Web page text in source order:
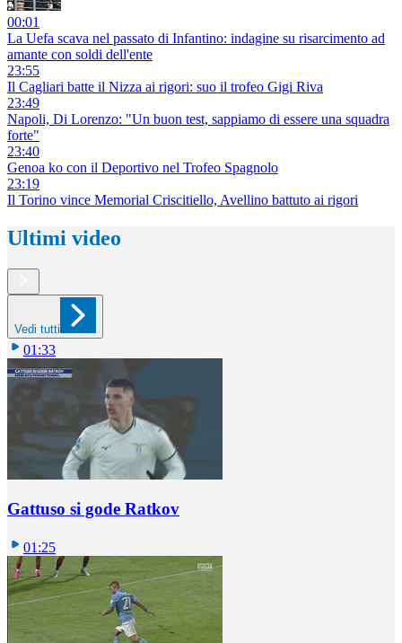
00:01
La Uefa scava nel passato di Infantino: indagine su risarcimento ad
amante con soldi dell'ente
23:55
Il Cagliari batte il Nizza ai rigori: suo il trofeo Gigi Riva
23:49
Napoli, Di Lorenzo: "Un buon test, sappiamo di essere una squadra
forte"
23:40
Genoa ko con il Deportivo nel Trofeo Spagnolo
23:19
Il Torino vince Memorial Criscitiello, Avellino battuto ai rigori
Ultimi video
Vedi tutti
01:33
Gattuso si gode Ratkov
01:25